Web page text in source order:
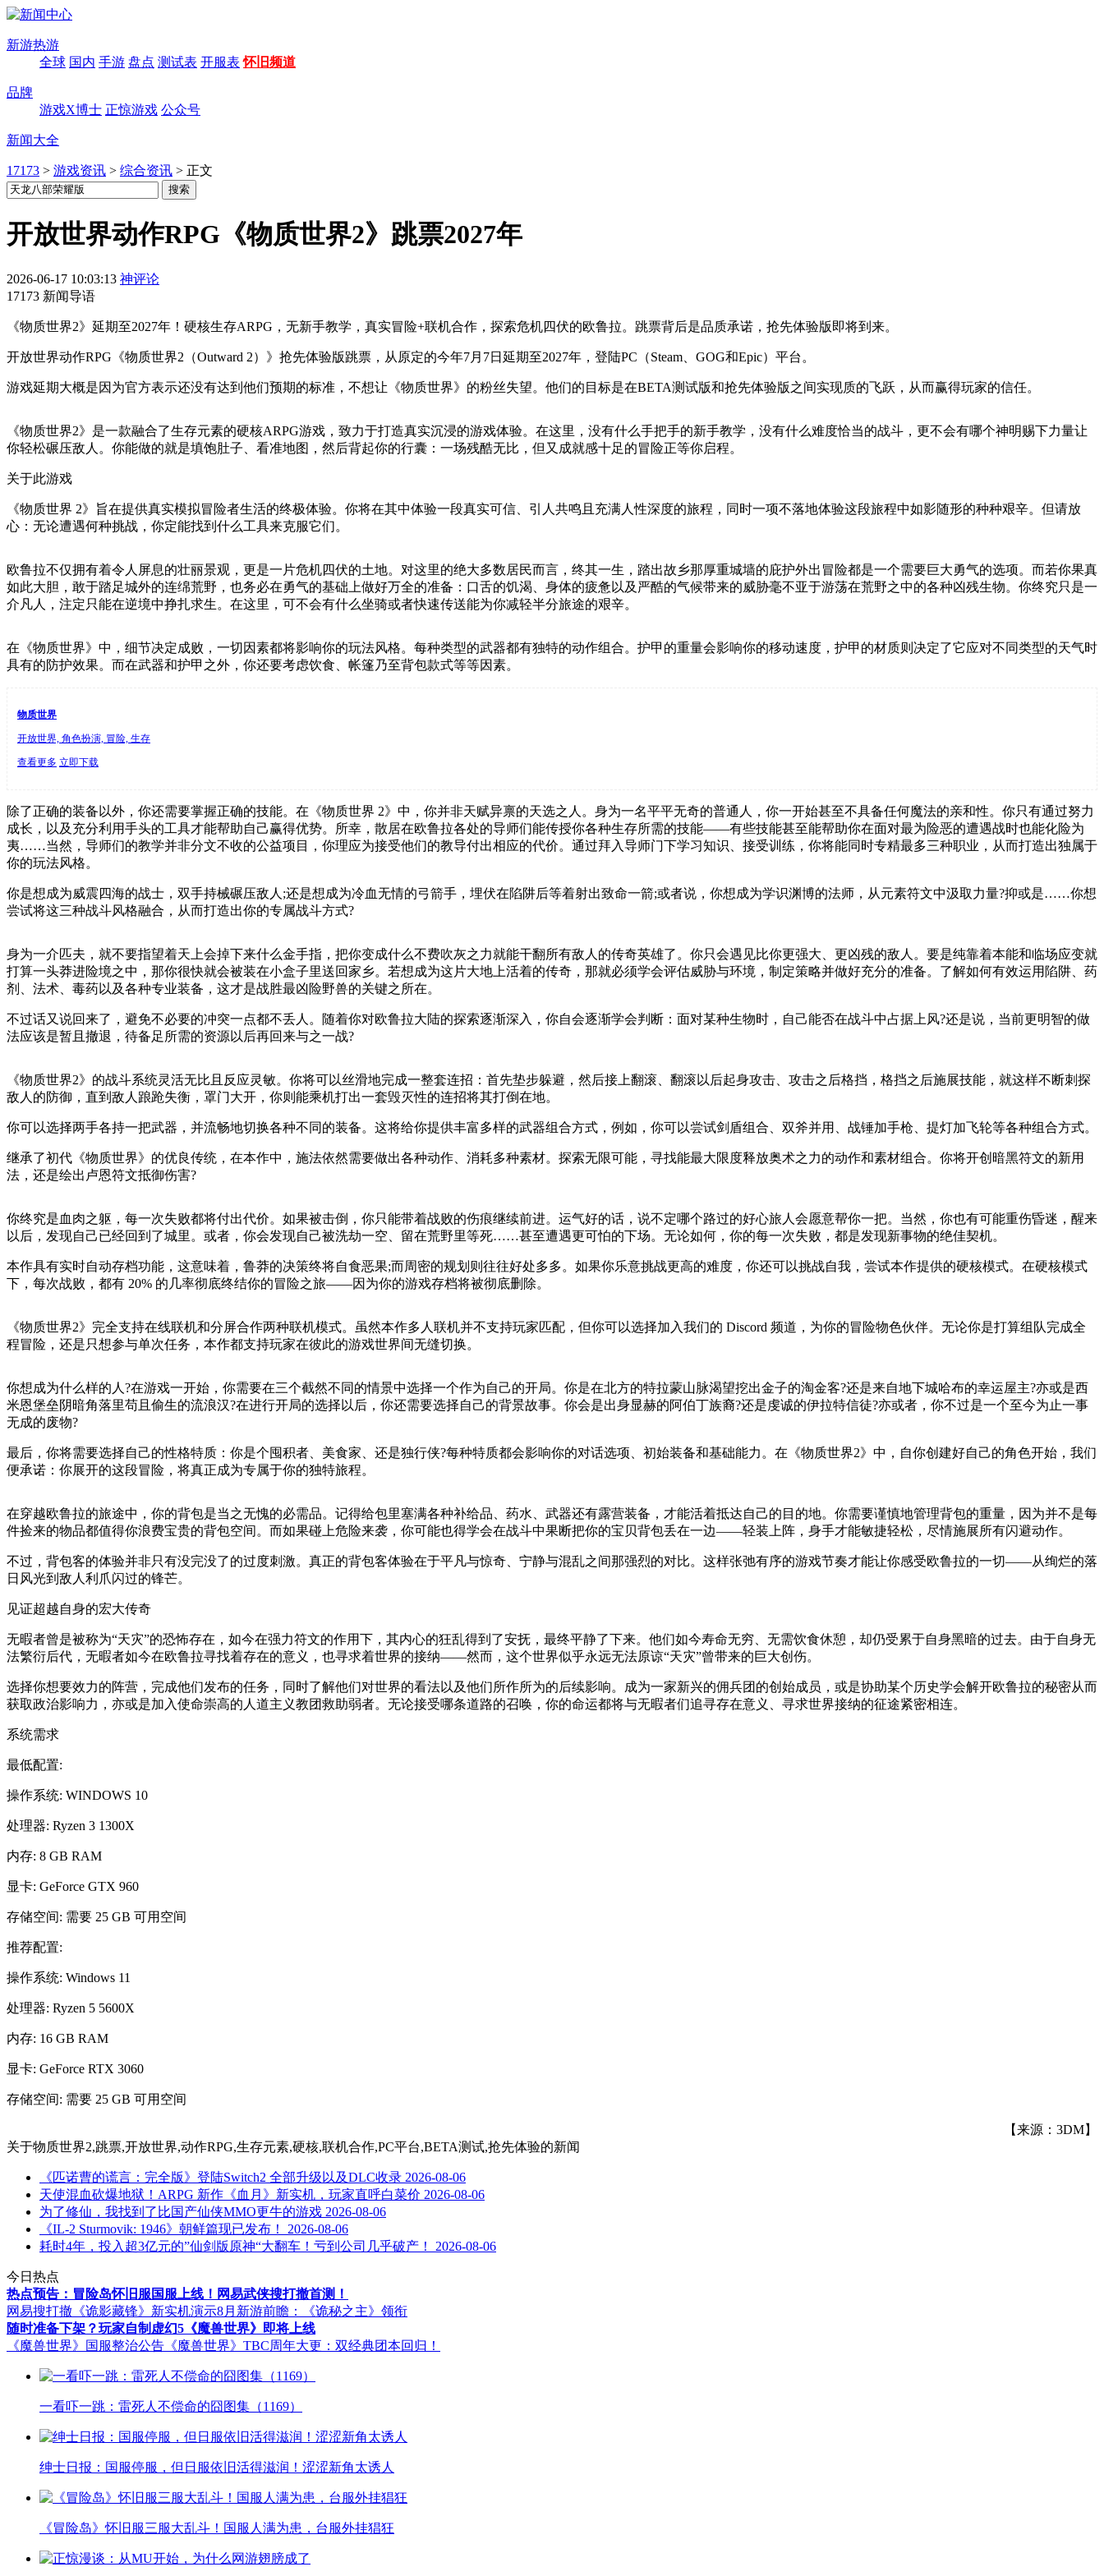
新游热游
全球 国内 手游 盘点 测试表 开服表 怀旧频道
品牌
游戏X博士 正惊游戏 公众号
新闻大全
17173 > 游戏资讯 > 综合资讯 > 正文
开放世界动作RPG《物质世界2》跳票2027年
2026-06-17 10:03:13 神评论
17173 新闻导语
《物质世界2》延期至2027年！硬核生存ARPG，无新手教学，真实冒险+联机合作，探索危机四伏的欧鲁拉。跳票背后是品质承诺，抢先体验版即将到来。
开放世界动作RPG《物质世界2（Outward 2）》抢先体验版跳票，从原定的今年7月7日延期至2027年，登陆PC（Steam、GOG和Epic）平台。
游戏延期大概是因为官方表示还没有达到他们预期的标准，不想让《物质世界》的粉丝失望。他们的目标是在BETA测试版和抢先体验版之间实现质的飞跃，从而赢得玩家的信任。
《物质世界2》是一款融合了生存元素的硬核ARPG游戏，致力于打造真实沉浸的游戏体验。在这里，没有什么手把手的新手教学，没有什么难度恰当的战斗，更不会有哪个神明赐下力量让
你轻松碾压敌人。你能做的就是填饱肚子、看准地图，然后背起你的行囊：一场残酷无比，但又成就感十足的冒险正等你启程。
关于此游戏
《物质世界 2》旨在提供真实模拟冒险者生活的终极体验。你将在其中体验一段真实可信、引人共鸣且充满人性深度的旅程，同时一项不落地体验这段旅程中如影随形的种种艰辛。但请放
心：无论遭遇何种挑战，你定能找到什么工具来克服它们。
欧鲁拉不仅拥有着令人屏息的壮丽景观，更是一片危机四伏的土地。对这里的绝大多数居民而言，终其一生，踏出故乡那厚重城墙的庇护外出冒险都是一个需要巨大勇气的选项。而若你果真
如此大胆，敢于踏足城外的连绵荒野，也务必在勇气的基础上做好万全的准备：口舌的饥渴、身体的疲惫以及严酷的气候带来的威胁毫不亚于游荡在荒野之中的各种凶残生物。你终究只是一
介凡人，注定只能在逆境中挣扎求生。在这里，可不会有什么坐骑或者快速传送能为你减轻半分旅途的艰辛。
在《物质世界》中，细节决定成败，一切因素都将影响你的玩法风格。每种类型的武器都有独特的动作组合。护甲的重量会影响你的移动速度，护甲的材质则决定了它应对不同类型的天气时
具有的防护效果。而在武器和护甲之外，你还要考虑饮食、帐篷乃至背包款式等等因素。
物质世界
开放世界, 角色扮演, 冒险, 生存
查看更多 立即下载
除了正确的装备以外，你还需要掌握正确的技能。在《物质世界 2》中，你并非天赋异禀的天选之人。身为一名平平无奇的普通人，你一开始甚至不具备任何魔法的亲和性。你只有通过努力
成长，以及充分利用手头的工具才能帮助自己赢得优势。所幸，散居在欧鲁拉各处的导师们能传授你各种生存所需的技能——有些技能甚至能帮助你在面对最为险恶的遭遇战时也能化险为
夷……当然，导师们的教学并非分文不收的公益项目，你理应为接受他们的教导付出相应的代价。通过拜入导师门下学习知识、接受训练，你将能同时专精最多三种职业，从而打造出独属于
你的玩法风格。
你是想成为威震四海的战士，双手持械碾压敌人;还是想成为冷血无情的弓箭手，埋伏在陷阱后等着射出致命一箭;或者说，你想成为学识渊博的法师，从元素符文中汲取力量?抑或是……你想
尝试将这三种战斗风格融合，从而打造出你的专属战斗方式?
身为一介匹夫，就不要指望着天上会掉下来什么金手指，把你变成什么不费吹灰之力就能干翻所有敌人的传奇英雄了。你只会遇见比你更强大、更凶残的敌人。要是纯靠着本能和临场应变就
打算一头莽进险境之中，那你很快就会被装在小盒子里送回家乡。若想成为这片大地上活着的传奇，那就必须学会评估威胁与环境，制定策略并做好充分的准备。了解如何有效运用陷阱、药
剂、法术、毒药以及各种专业装备，这才是战胜最凶险野兽的关键之所在。
不过话又说回来了，避免不必要的冲突一点都不丢人。随着你对欧鲁拉大陆的探索逐渐深入，你自会逐渐学会判断：面对某种生物时，自己能否在战斗中占据上风?还是说，当前更明智的做
法应该是暂且撤退，待备足所需的资源以后再回来与之一战?
《物质世界2》的战斗系统灵活无比且反应灵敏。你将可以丝滑地完成一整套连招：首先垫步躲避，然后接上翻滚、翻滚以后起身攻击、攻击之后格挡，格挡之后施展技能，就这样不断刺探
敌人的防御，直到敌人踉跄失衡，罩门大开，你则能乘机打出一套毁灭性的连招将其打倒在地。
你可以选择两手各持一把武器，并流畅地切换各种不同的装备。这将给你提供丰富多样的武器组合方式，例如，你可以尝试剑盾组合、双斧并用、战锤加手枪、提灯加飞轮等各种组合方式。
继承了初代《物质世界》的优良传统，在本作中，施法依然需要做出各种动作、消耗多种素材。探索无限可能，寻找能最大限度释放奥术之力的动作和素材组合。你将开创暗黑符文的新用
法，还是绘出卢恩符文抵御伤害?
你终究是血肉之躯，每一次失败都将付出代价。如果被击倒，你只能带着战败的伤痕继续前进。运气好的话，说不定哪个路过的好心旅人会愿意帮你一把。当然，你也有可能重伤昏迷，醒来
以后，发现自己已经回到了城里。或者，你会发现自己被洗劫一空、留在荒野里等死……甚至遭遇更可怕的下场。无论如何，你的每一次失败，都是发现新事物的绝佳契机。
本作具有实时自动存档功能，这意味着，鲁莽的决策终将自食恶果;而周密的规划则往往好处多多。如果你乐意挑战更高的难度，你还可以挑战自我，尝试本作提供的硬核模式。在硬核模式
下，每次战败，都有 20% 的几率彻底终结你的冒险之旅——因为你的游戏存档将被彻底删除。
《物质世界2》完全支持在线联机和分屏合作两种联机模式。虽然本作多人联机并不支持玩家匹配，但你可以选择加入我们的 Discord 频道，为你的冒险物色伙伴。无论你是打算组队完成全
程冒险，还是只想参与单次任务，本作都支持玩家在彼此的游戏世界间无缝切换。
你想成为什么样的人?在游戏一开始，你需要在三个截然不同的情景中选择一个作为自己的开局。你是在北方的特拉蒙山脉渴望挖出金子的淘金客?还是来自地下城哈布的幸运屋主?亦或是西
米恩堡垒阴暗角落里苟且偷生的流浪汉?在进行开局的选择以后，你还需要选择自己的背景故事。你会是出身显赫的阿伯丁族裔?还是虔诚的伊拉特信徒?亦或者，你不过是一个至今为止一事
无成的废物?
最后，你将需要选择自己的性格特质：你是个囤积者、美食家、还是独行侠?每种特质都会影响你的对话选项、初始装备和基础能力。在《物质世界2》中，自你创建好自己的角色开始，我们
便承诺：你展开的这段冒险，将真正成为专属于你的独特旅程。
在穿越欧鲁拉的旅途中，你的背包是当之无愧的必需品。记得给包里塞满各种补给品、药水、武器还有露营装备，才能活着抵达自己的目的地。你需要谨慎地管理背包的重量，因为并不是每
件捡来的物品都值得你浪费宝贵的背包空间。而如果碰上危险来袭，你可能也得学会在战斗中果断把你的宝贝背包丢在一边——轻装上阵，身手才能敏捷轻松，尽情施展所有闪避动作。
不过，背包客的体验并非只有没完没了的过度刺激。真正的背包客体验在于平凡与惊奇、宁静与混乱之间那强烈的对比。这样张弛有序的游戏节奏才能让你感受欧鲁拉的一切——从绚烂的落
日风光到敌人利爪闪过的锋芒。
见证超越自身的宏大传奇
无暇者曾是被称为“天灾”的恐怖存在，如今在强力符文的作用下，其内心的狂乱得到了安抚，最终平静了下来。他们如今寿命无穷、无需饮食休憩，却仍受累于自身黑暗的过去。由于自身无
法繁衍后代，无暇者如今在欧鲁拉寻找着存在的意义，也寻求着世界的接纳——然而，这个世界似乎永远无法原谅“天灾”曾带来的巨大创伤。
选择你想要效力的阵营，完成他们发布的任务，同时了解他们对世界的看法以及他们所作所为的后续影响。成为一家新兴的佣兵团的创始成员，或是协助某个历史学会解开欧鲁拉的秘密从而
获取政治影响力，亦或是加入使命崇高的人道主义教团救助弱者。无论接受哪条道路的召唤，你的命运都将与无暇者们追寻存在意义、寻求世界接纳的征途紧密相连。
系统需求
最低配置:
操作系统: WINDOWS 10
处理器: Ryzen 3 1300X
内存: 8 GB RAM
显卡: GeForce GTX 960
存储空间: 需要 25 GB 可用空间
推荐配置:
操作系统: Windows 11
处理器: Ryzen 5 5600X
内存: 16 GB RAM
显卡: GeForce RTX 3060
存储空间: 需要 25 GB 可用空间
【来源：3DM】
关于物质世界2,跳票,开放世界,动作RPG,生存元素,硬核,联机合作,PC平台,BETA测试,抢先体验的新闻
《匹诺曹的谎言：完全版》登陆Switch2 全部升级以及DLC收录 2026-08-06
天使混血砍爆地狱！ARPG 新作《血月》新实机，玩家直呼白菜价 2026-08-06
为了修仙，我找到了比国产仙侠MMO更牛的游戏 2026-08-06
《IL-2 Sturmovik: 1946》朝鲜篇现已发布！
2026-08-06
耗时4年，投入超3亿元的”仙剑版原神“大翻车！亏到公司几乎破产！
2026-08-06
今日热点
热点预告：冒险岛怀旧服国服上线！网易武侠搜打撤首测！
网易搜打撤《诡影藏锋》新实机演示8月新游前瞻：《诡秘之主》领衔
随时准备下架？玩家自制虚幻5《魔兽世界》即将上线
《魔兽世界》国服整治公告 《魔兽世界》TBC周年大更：双经典团本回归！
一看吓一跳：雷死人不偿命的囧图集（1169）
绅士日报：国服停服，但日服依旧活得滋润！涩涩新角太诱人
《冒险岛》怀旧服三服大乱斗！国服人满为患，台服外挂猖狂